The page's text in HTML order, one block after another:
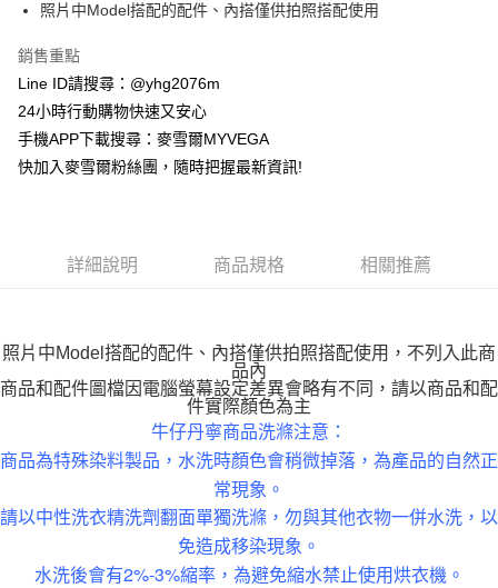
玉山商業銀行
星展（台灣）商業銀行
台灣樂天信用卡公司
貨到付款
運送方式
全家取貨付款
每筆NT$100，滿NT$599(含以上)免運費
每筆NT$100，滿NT$988(含以上)免運費
付款後萊爾富取貨
每筆NT$100，滿NT$988(含以上)免運費
7-11取貨付款
每筆NT$100，滿NT$988(含以上)免運費
付款後7-11取貨
每筆NT$100，滿NT$988(含以上)免運費
照片中Model搭配的配件、內搭僅供拍照搭配使用
銷售重點
Line ID請搜尋：@yhg2076m
24小時行動購物快速又安心
手機APP下載搜尋：麥雪爾MYVEGA
快加入麥雪爾粉絲團，隨時把握最新資訊!
詳細說明 商品規格 相關推薦
照片中Model搭配的配件、內搭僅供拍照搭配使用，不列入此商
品內
商品和配件圖檔因電腦螢幕設定差異會略有不同，請以商品和配
件實際顏色為主
牛仔丹寧商品洗滌注意：
商品為特殊染料製品，水洗時顏色會稍微掉落，為產品的自然正
常現象。
請以中性洗衣精洗劑翻面單獨洗滌，勿與其他衣物一併水洗，以
免造成移染現象。
水洗後會有2%-3%縮率，為避免縮水禁止使用烘衣機。